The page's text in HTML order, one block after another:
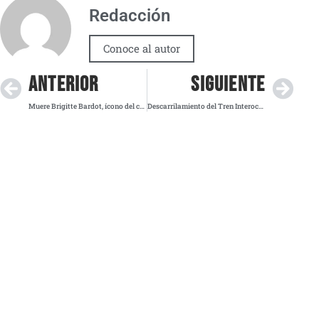
Redacción
Conoce al autor
ANTERIOR
Muere Brigitte Bardot, ícono del cine francés y activista por los animales, a los 91 años
SIGUIENTE
Descarrilamiento del Tren Interoceánico en Oaxaca deja 13 fallecidos; FGR abre investigación